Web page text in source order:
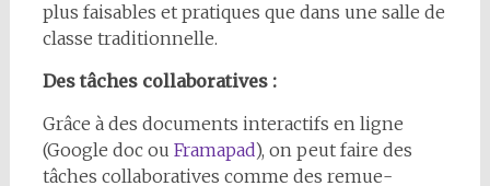
plus faisables et pratiques que dans une salle de
classe traditionnelle.
Des tâches collaboratives :
Grâce à des documents interactifs en ligne
(Google doc ou Framapad), on peut faire des
tâches collaboratives comme des remue-